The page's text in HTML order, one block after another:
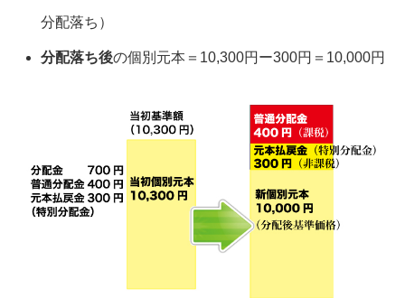
分配落ち）
分配落ち後の個別元本＝10,300円ー300円＝10,000円